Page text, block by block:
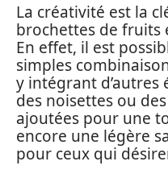
La créativité est la
brochettes de fruits
En effet, il est
simples
y intégrant d’autres
des noisettes ou
ajoutées pour une
encore une légère
pour ceux qui